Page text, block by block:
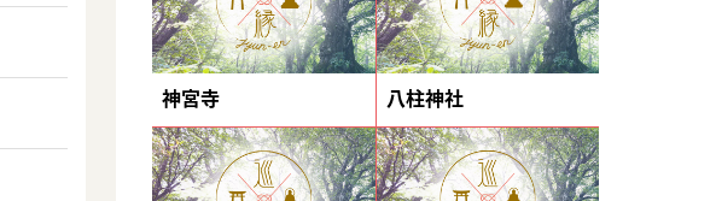
神宮寺 八柱神社